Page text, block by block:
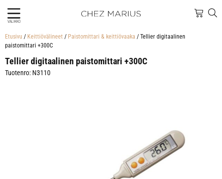
VALIKKO
Etusivu / Keittiövälineet / Paistomittari & keittiövaaka / Tellier digitaalinen
paistomittari +300C
Tellier digitaalinen paistomittari +300C
Tuotenro: N3110